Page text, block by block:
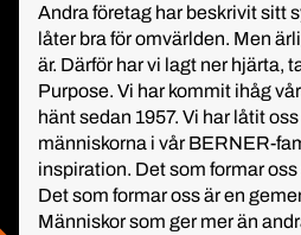
Andra företag har beskrivit sitt
låter bra för omvärlden. Men
är. Därför har vi lagt ner hjärta,
Purpose. Vi har kommit ihåg
hänt sedan 1957. Vi har låtit
människorna i vår BERNER-
inspiration. Det som formar
Det som formar oss är en
Människor som ger mer än